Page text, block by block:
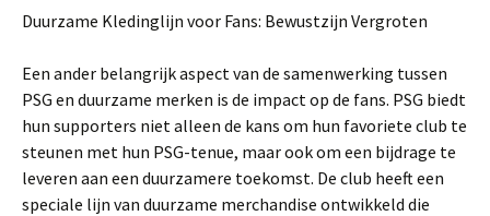
Duurzame Kledinglijn voor Fans: Bewustzijn Vergroten
Een ander belangrijk aspect van de samenwerking tussen
PSG en duurzame merken is de impact op de fans. PSG biedt
hun supporters niet alleen de kans om hun favoriete club te
steunen met hun PSG-tenue, maar ook om een bijdrage te
leveren aan een duurzamere toekomst. De club heeft een
speciale lijn van duurzame merchandise ontwikkeld die